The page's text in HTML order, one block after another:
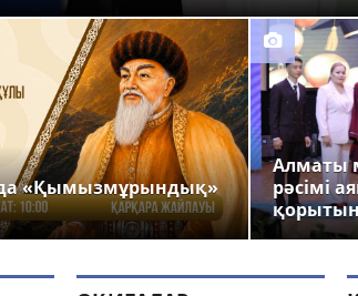
«Қымызмұрындық»
Алматы
рәсімі